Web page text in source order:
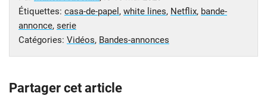
Étiquettes: casa-de-papel , white lines, Netflix, bande-
annonce, serie
Catégories: Vidéos, Bandes-annonces
Partager cet article